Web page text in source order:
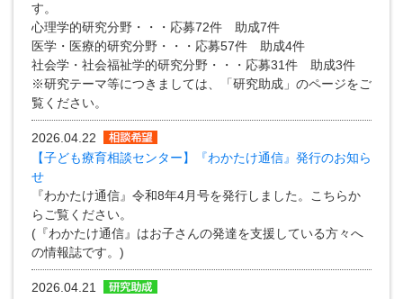
す。
心理学的研究分野・・・応募72件 助成7件
医学・医療的研究分野・・・応募57件 助成4件
社会学・社会福祉学的研究分野・・・応募31件 助成3件
※研究テーマ等につきましては、「研究助成」のページをご
覧ください。
2026.04.22
【子ども療育相談センター】『わかたけ通信』発行のお知ら
せ
『わかたけ通信』令和8年4月号を発行しました。こちらか
らご覧ください。
(『わかたけ通信』はお子さんの発達を支援している方々へ
の情報誌です。)
2026.04.21